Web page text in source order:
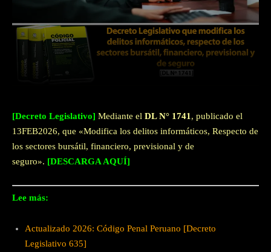
[Decreto Legislativo] Mediante el DL N° 1741 , publicado el
13FEB2026, que «Modifica los delitos informáticos, Respecto de
los sectores bursátil, financiero, previsional y de
seguro». [DESCARGA AQUÍ]
Lee más:
Actualizado 2026: Código Penal Peruano [Decreto
Legislativo 635]